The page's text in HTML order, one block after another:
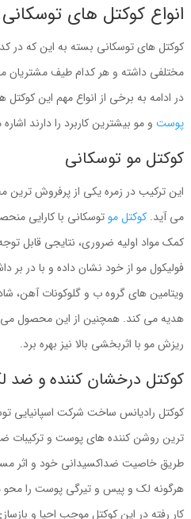
انواع کوکتل های توسکانی
کوکتل های توسکانی بسته به این که در
مختلفی داشته و هر کدام طیف
در ادامه به برخی از انواع مهم این کوکتل
پوست و مو بیشترین کاربرد را دارند
کوکتل مو توسکانی
این ترکیب در زمره یکی از پرفروش ترین
می آید.کوکتل موتوسکانی با کارایی
کمک مواد اولیه ضروری، نتایجی قابل
فولیکول مو از خود نشان داده و با در بر
ویتامین های گروه ب و گلوکونات آهن،‌
هدیه می کند. همچنین از این محصول می
ریزش مو با اثربخشی بالا نیز بهره برد.
کوکتل درخشان کننده و ضد
کوکتل رادیانس ساخت شرکت اسپانیایی
ترین روشن کننده های پوست و ترکیبات
طریق خاصیت ضداکسیدانی خود و اثر
هرگونه لک و پیس و تیرگی پوست را محو
کار رفته در این کوکتل موجب احیا و